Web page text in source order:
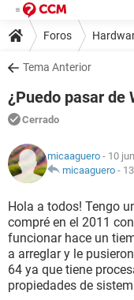
Foros
Tema Anterior
¿Puedo pasar de
Cerrado
micaaguero - 10
micaaguero -
Hola a todos! Tengo
compré en el 2011
funcionar hace un
a arreglar y le
64 ya que tiene
propiedades de